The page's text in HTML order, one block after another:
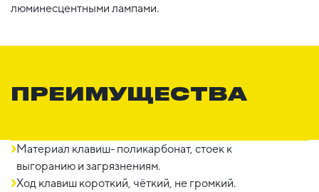
люминесцентными лампами.
ПРЕИМУЩЕСТВА
Материал клавиш- поликарбонат, стоек к
выгоранию и загрязнениям.
Ход клавиш короткий, чёткий, не громкий.